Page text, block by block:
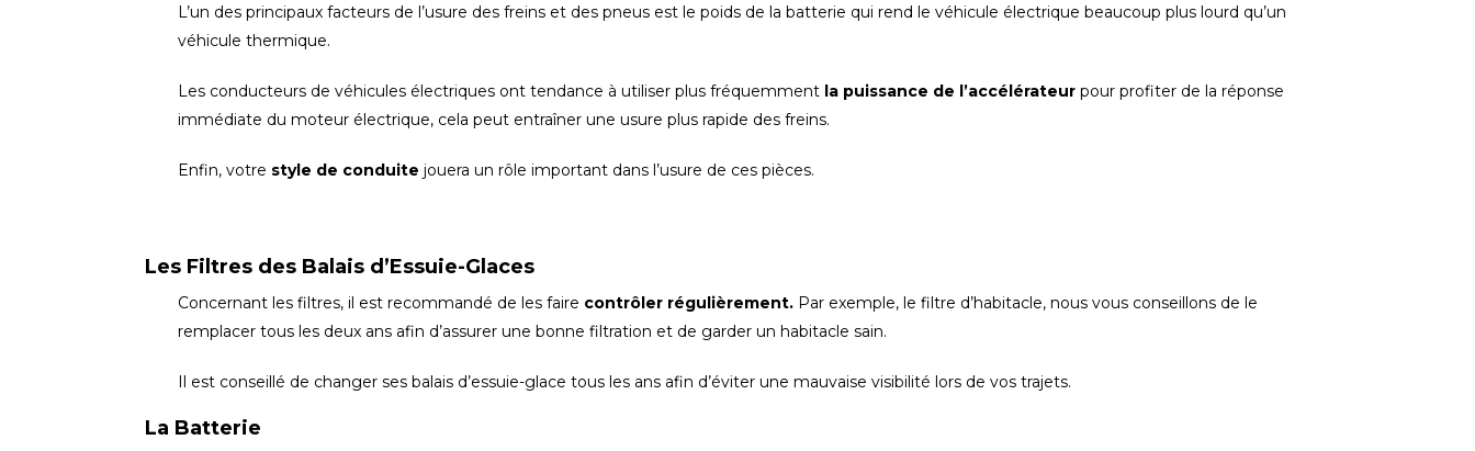
L’un des principaux facteurs de l’usure des freins et des pneus est le poids de la batterie qui rend le véhicule électrique beaucoup plus lourd qu’un
véhicule thermique.
Les conducteurs de véhicules électriques ont tendance à utiliser plus fréquemment la puissance de l’accélérateur pour profiter de la réponse
immédiate du moteur électrique, cela peut entraîner une usure plus rapide des freins.
Enfin, votre style de conduite jouera un rôle important dans l’usure de ces pièces.
Les Filtres des Balais d’Essuie-Glaces
Concernant les filtres, il est recommandé de les faire contrôler régulièrement. Par exemple, le filtre d’habitacle, nous vous conseillons de le
remplacer tous les deux ans afin d’assurer une bonne filtration et de garder un habitacle sain.
Il est conseillé de changer ses balais d’essuie-glace tous les ans afin d’éviter une mauvaise visibilité lors de vos trajets.
La Batterie